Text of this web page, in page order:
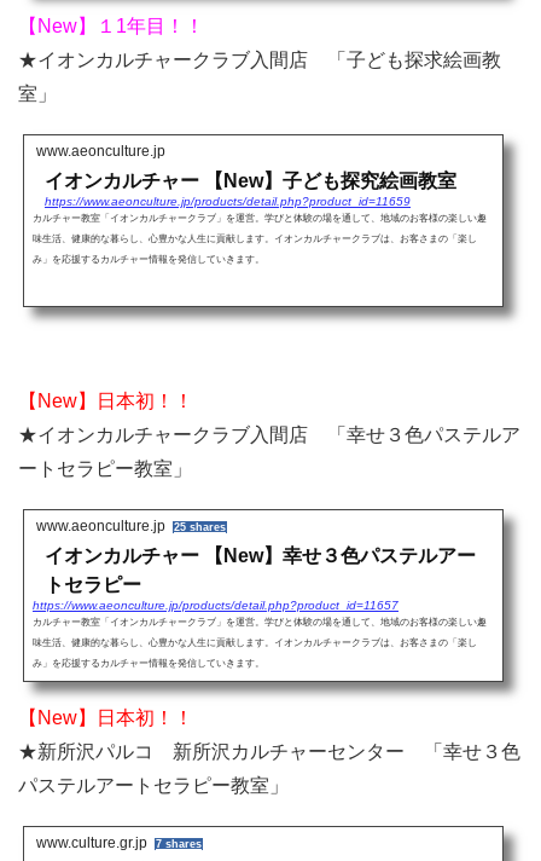
【New】１1年目！！
★イオンカルチャークラブ入間店 「子ども探求絵画教
室」
www.aeonculture.jp
イオンカルチャー 【New】子ども探究絵画教室
https://www.aeonculture.jp/products/detail.php?product_id=11659
カルチャー教室「イオンカルチャークラブ」を運営。学びと体験の場を通して、地域のお客様の楽しい趣
味生活、健康的な暮らし、心豊かな人生に貢献します。イオンカルチャークラブは、お客さまの「楽し
み」を応援するカルチャー情報を発信していきます。
【New】日本初！！
★イオンカルチャークラブ入間店 「幸せ３色パステルア
ートセラピー教室」
www.aeonculture.jp 25 shares
イオンカルチャー 【New】幸せ３色パステルアー
トセラピー
https://www.aeonculture.jp/products/detail.php?product_id=11657
カルチャー教室「イオンカルチャークラブ」を運営。学びと体験の場を通して、地域のお客様の楽しい趣
味生活、健康的な暮らし、心豊かな人生に貢献します。イオンカルチャークラブは、お客さまの「楽し
み」を応援するカルチャー情報を発信していきます。
【New】日本初！！
★新所沢パルコ 新所沢カルチャーセンター 「幸せ３色
パステルアートセラピー教室」
www.culture.gr.jp 7 shares